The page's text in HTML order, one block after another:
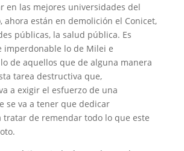
en las mejores universidades del
ahora están en demolición el Conicet,
públicas, la salud pública. Es
imperdonable lo de Milei e
de aquellos que de alguna manera
tarea destructiva que,
a exigir el esfuerzo de una
se va a tener que dedicar
tratar de remendar todo lo que este